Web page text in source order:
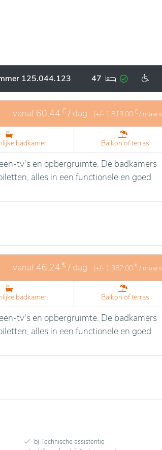
125.044.123 47
vanaf60,44 € / dag (+/- 1.813,00 € /
badkamer Balkon of terras
tv's en opbergruimte. De badkamers
alles in een functionele en goed
vanaf46,24 € / dag (+/- 1.387,00 € /
badkamer Balkon of terras
tv's en opbergruimte. De badkamers
alles in een functionele en goed
b) Technische assistentie